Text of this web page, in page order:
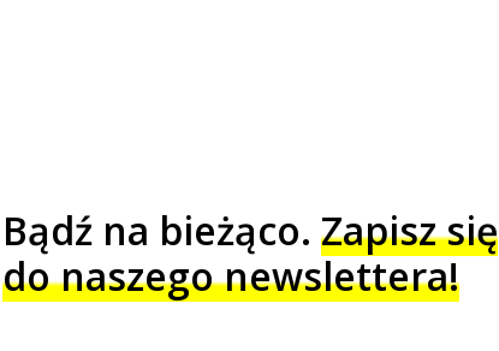
Bądź na bieżąco. Zapisz się
do naszego newslettera!